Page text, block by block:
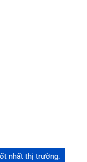
nhất thị trường.